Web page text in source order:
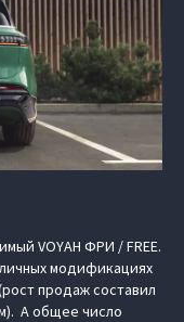
VOYAH ФРИ / FREE.
модификациях
продаж составил
А общее число